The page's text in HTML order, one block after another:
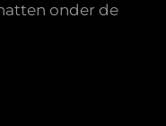
onder de